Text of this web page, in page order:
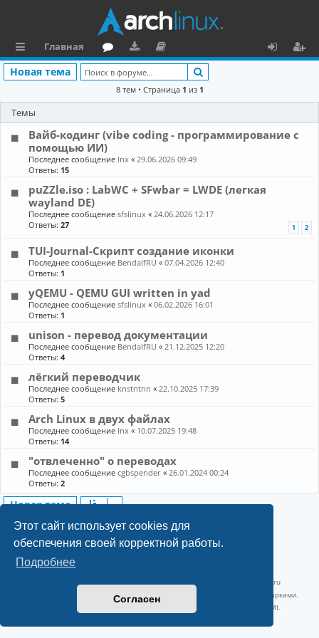
Этот сайт использует cookies для
обеспечения своей корректной работы.
Подробнее
Согласен
с
л
к
Главная
о
аг
ру
и
о
ку
е
ц
и
Новая тема
8 тем • Страница 1 из 1
Темы
Вайб-кодинг (vibe coding - программирование с
помощью ИИ)
Последнее сообщение lnx «29.06.2026 09:49
Ответы: 15
puZZle.iso : LabWC + SFwbar = LWDE (легкая
wayland DE)
Последнее сообщениеsfslinux «24.06.2026 12:17
Ответы:27 1 2
TUI-Journal-Скрипт создание иконки
Последнее сообщение BendalfRU «07.04.2026 12:40
Ответы: 1
yQEMU - QEMU GUI written in yad
Последнее сообщениеsfslinux «06.02.2026 16:01
Ответы: 1
unison - перевод документации
Последнее сообщение BendalfRU «21.12.2025 12:20
Ответы:4
лёгкий переводчик
Последнее сообщение knstntnn «22.10.2025 17:39
Ответы:5
Arch Linux в двух файлах
Последнее сообщение lnx « 10.07.2025 19:48
Ответы: 14
"отвлеченно" о переводах
Последнее сообщениеcgbspender «26.01.2024 00:24
Ответы:2
Новая тема
8 тем • Страница
©2022-2026, Русскоязычное сообщество Arch Linux.
vps reg.ru
Название и логотип Arch Linux ™ являются признанными торговыми марками.
Linux ® — зарегистрированная торговая марка Linus Torvalds и LMI.